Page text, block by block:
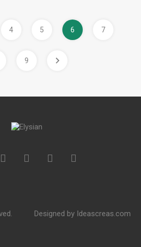
4 5 6 7
9
Designed by Ideascreas.com